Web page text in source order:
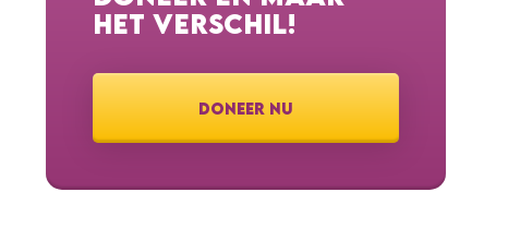
HET VERSCHIL!
DONEER NU